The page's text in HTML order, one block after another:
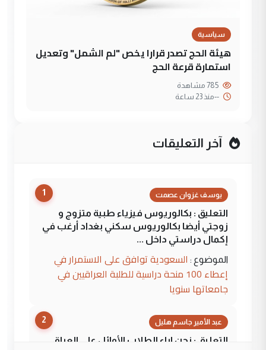
سياسية
هيئة الحج تصدر قرارا يخص "لم الشمل" وتعديل
استمارة قرعة الحج
--منذ 23 ساعة
آخر التعليقات
1 يوسف غزوان عصمت
التعليق : بكالوريوس فيزياء طبية متزوج و
زوجتي أيضا بكالوريوس سكني بغداد أرغب في
إكمال دراستي داخل ...
الموضوع : السعودية توافق على الاستمرار في
إعطاء 100 منحة دراسية للطلبة العراقيين في
جامعاتها سنويا
2 عبد الأمير جاسم هليل
التعليق : نحن اباء الطلاب الأوائل على العراق